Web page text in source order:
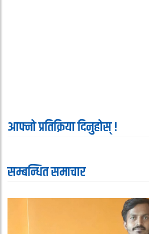
आफ्नो प्रतिक्रिया दिनुहोस् !
सम्बन्धित समाचार